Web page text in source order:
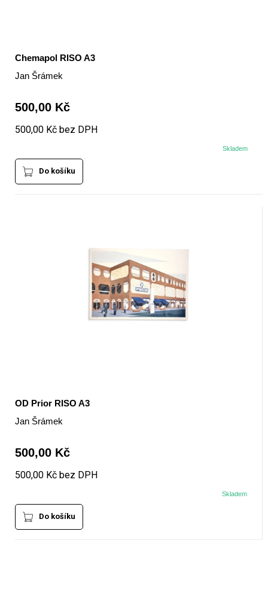
Chemapol RISO A3
Jan Šrámek
500,00 Kč
500,00 Kč bez DPH
Skladem
Do košíku
OD Prior RISO A3
Jan Šrámek
500,00 Kč
500,00 Kč bez DPH
Skladem
Do košíku